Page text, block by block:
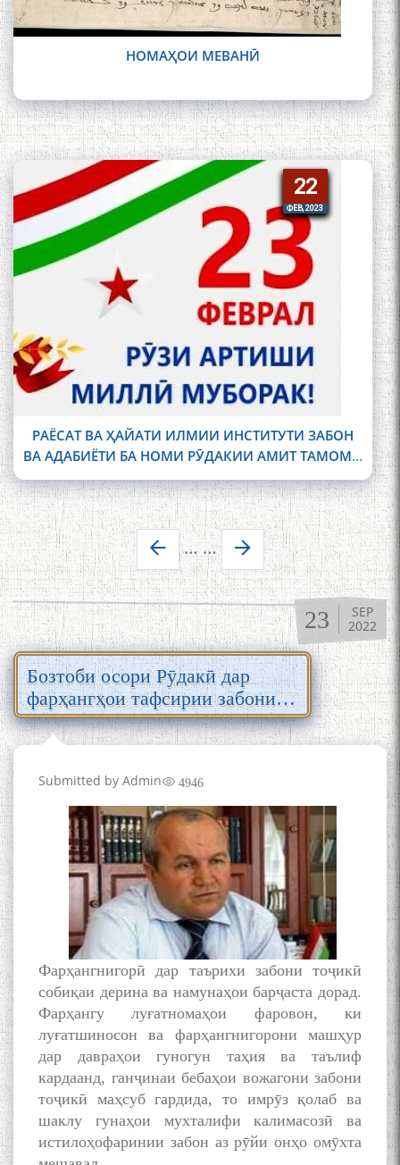
НОМАҲОИ МЕВАНӢ
22
22
ФЕВ, 2023
РАЁСАТ ВА ҲАЙАТИ ИЛМИИ ИНСТИТУТИ ЗАБОН
ВА АДАБИЁТИ БА НОМИ РӮДАКИИ АМИТ ТАМОМИ
СОКИНОНИ КИШВАРРО БА МУНОСИБАТИ 30-
ЮМИН
Pages ……
23
SEP
2022
Бозтоби осори Рӯдакӣ дар
фарҳангҳои тафсирии забони
тоҷикӣ
Submitted by Admin 4946
Фарҳангнигорӣ дар таърихи забони тоҷикӣ
собиқаи дерина ва намунаҳои барҷаста дорад.
Фарҳангу луғатномаҳои фаровон, ки
луғатшиносон ва фарҳангнигорони машҳур
дар давраҳои гуногун таҳия ва таълиф
кардаанд, ганҷинаи бебаҳои вожагони забони
тоҷикӣ маҳсуб гардида, то имрӯз қолаб ва
шаклу гунаҳои мухталифи калимасозӣ ва
истилоҳофаринии забон аз рӯйи онҳо омӯхта